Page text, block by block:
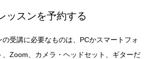
ッスンを予約する
受講に必要なものは、PCかスマートフォ
、Zoom、カメラ・ヘッドセット、ギターだ